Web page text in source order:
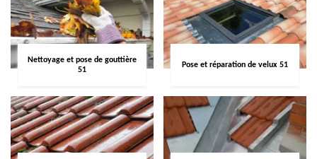
Nettoyage et pose de gouttière
51
Pose et réparation de velux 51